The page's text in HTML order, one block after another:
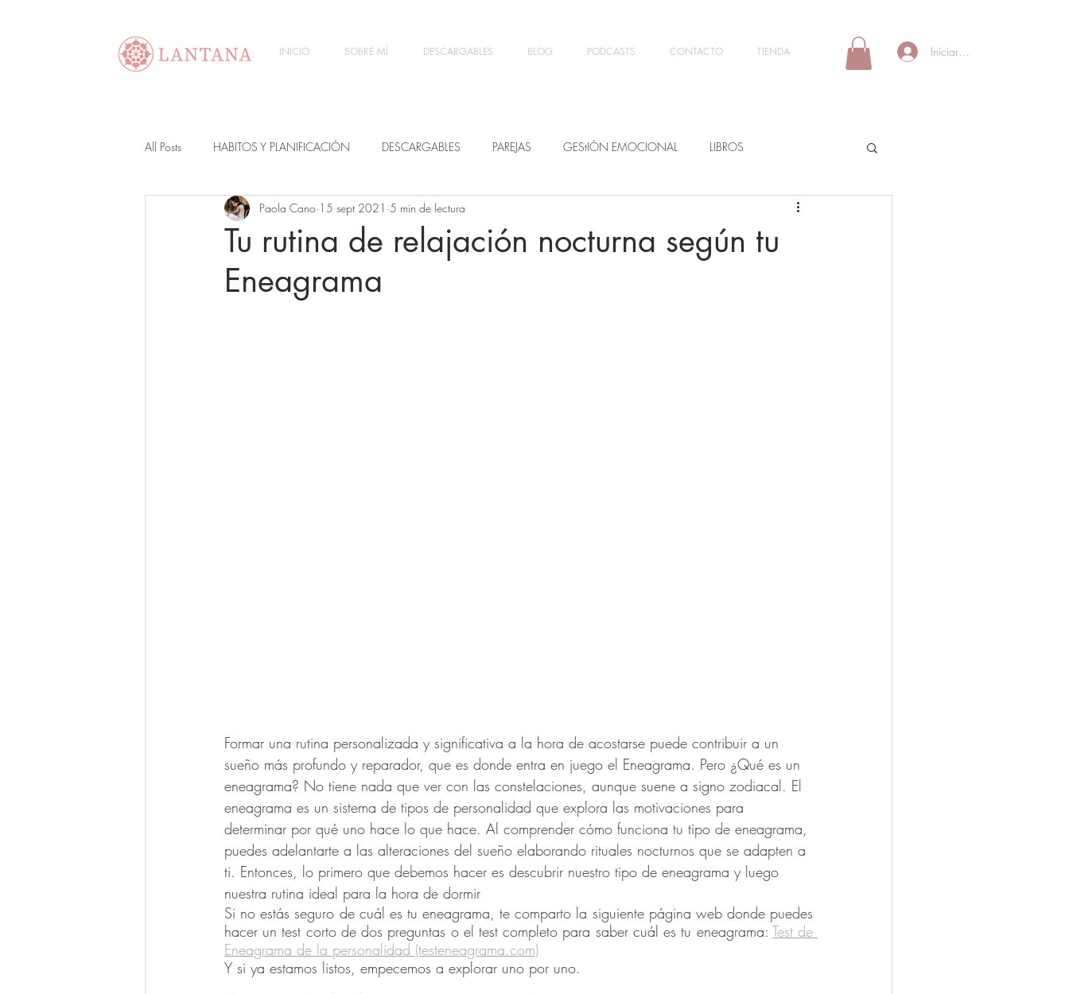
INICIO SOBRE MÍ DESCARGABLES BLOG PODCASTS CONTACTO TIENDA Iniciar sesión
All Posts HABITOS Y PLANIFICACIÓN DESCARGABLES PAREJAS GEStIÓN EMOCIONAL LIBROS
Tu rutina de relajación nocturna según tu
Eneagrama
Paola Cano 15 sept 2021 5 min de lectura
Formar una rutina personalizada y significativa a la hora de acostarse puede contribuir a un
sueño más profundo y reparador, que es donde entra en juego el Eneagrama. Pero ¿Qué es un
eneagrama? No tiene nada que ver con las constelaciones, aunque suene a signo zodiacal. El
eneagrama es un sistema de tipos de personalidad que explora las motivaciones para
determinar por qué uno hace lo que hace. Al comprender cómo funciona tu tipo de eneagrama,
puedes adelantarte a las alteraciones del sueño elaborando rituales nocturnos que se adapten a
ti. Entonces, lo primero que debemos hacer es descubrir nuestro tipo de eneagrama y luego
nuestra rutina ideal para la hora de dormir
Si no estás seguro de cuál es tu eneagrama, te comparto la siguiente página web donde puedes
hacer un test corto de dos preguntas o el test completo para saber cuál es tu eneagrama: Test de
Eneagrama de la personalidad (testeneagrama.com)
Y si ya estamos listos, empecemos a explorar uno por uno.